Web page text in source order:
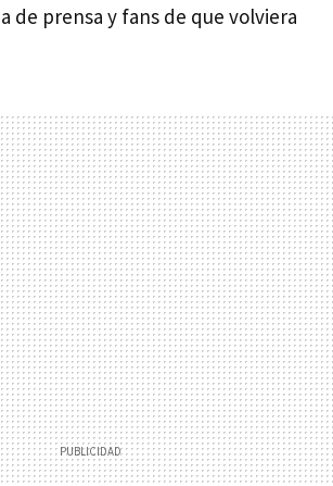
de prensa y fans de que volviera